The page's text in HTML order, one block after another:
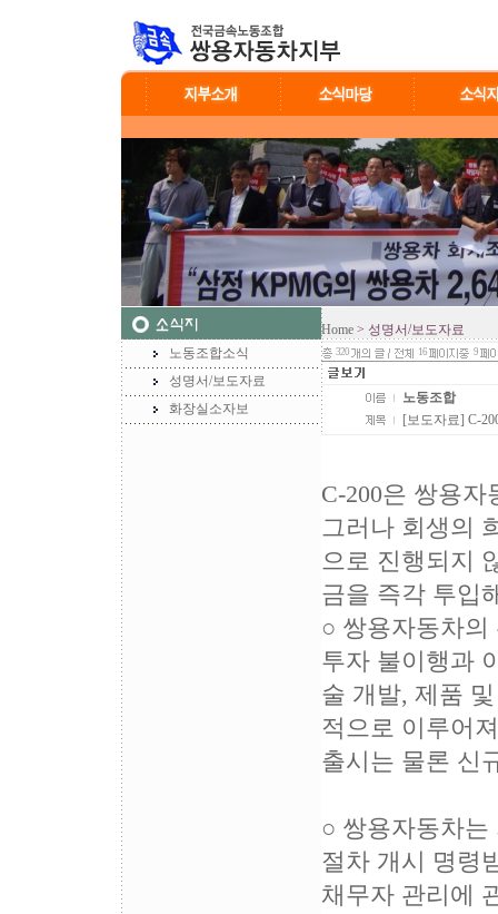
노동조합소식
성명서/보도자료
화장실소자보
Home > 성명서/보도자료
320 16 9
노동조합
[보도자료] C-
C-200은 쌍용
그러나 회생의
으로 진행되지
금을 즉각 투입
○ 쌍용자동차
투자 불이행과
술 개발, 제품
적으로 이루어
출시는 물론 신
○ 쌍용자동차는
절차 개시 명령
채무자 관리에